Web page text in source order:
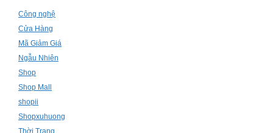
Công nghệ
Cửa Hàng
Mã Giảm Giá
Ngẫu Nhiên
Shop
Shop Mall
shopii
Shopxuhuong